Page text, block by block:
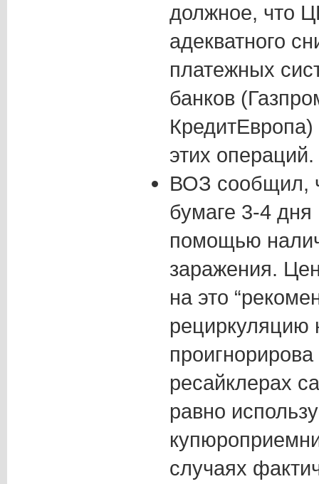
должное, что
адекватного
платежных
банков
этих операций.
ВОЗ сообщил,
бумаге 3-4
помощью
заражения.
на это
рециркуляцию
ресайклерах
равно
случаях